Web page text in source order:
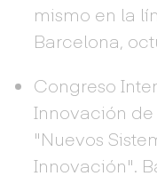
mismo en la
Barcelona,
Congreso
Innovación
"Nuevos
Innovación".